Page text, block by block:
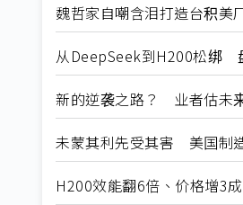
魏哲家自嘲含泪打造台积
从DeepSeek到H200松绑
新的逆袭之路？ 业者估未
未蒙其利先受其害 美国制
H200效能翻6倍、价格增3